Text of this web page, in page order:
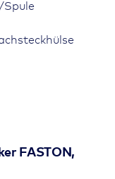
Spule
FASTON,